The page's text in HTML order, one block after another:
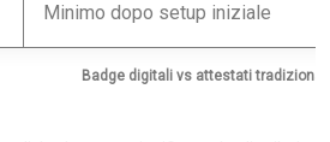
Badge digitali vs attestati
Minimo dopo setup iniziale